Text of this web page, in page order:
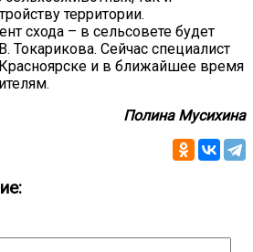
территории.
схода – в сельсовете будет
Токарикова. Сейчас специалист
и в ближайшее время
Полина Мусихина